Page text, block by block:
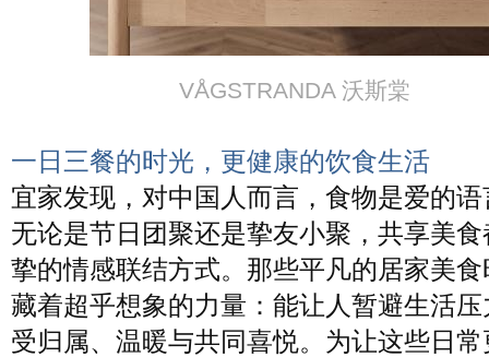
VÅGSTRANDA 沃斯棠
一日三餐的时光，更健康的饮食生活
宜家发现，对中国人而言，食物是爱的
无论是节日团聚还是挚友小聚，共享美
挚的情感联结方式。那些平凡的居家美
藏着超乎想象的力量：能让人暂避生活
受归属、温暖与共同喜悦。为让这些日